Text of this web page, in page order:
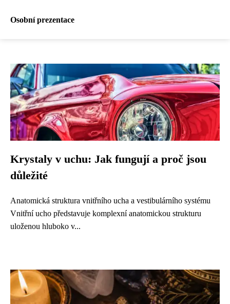
Osobní prezentace
Krystaly v uchu: Jak fungují a proč jsou
důležité
Anatomická struktura vnitřního ucha a vestibulárního systému
Vnitřní ucho představuje komplexní anatomickou strukturu
uloženou hluboko v...